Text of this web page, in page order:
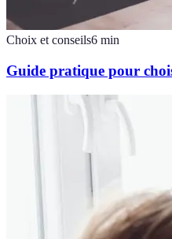
Choix et conseils6 min
Guide pratique pour